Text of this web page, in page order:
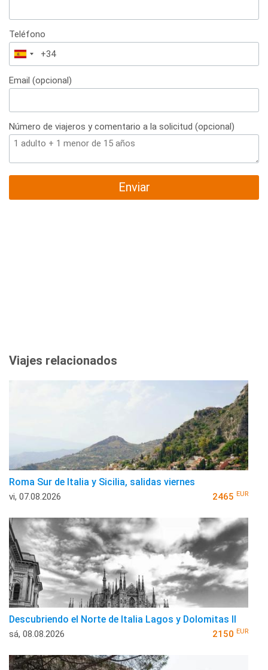
Teléfono
España
+34
Email (opcional)
Número de viajeros y comentario a la solicitud (opcional)
Enviar
Viajes relacionados
Roma Sur de Italia y Sicilia, salidas viernes
vi, 07.08.2026 2465 EUR
Descubriendo el Norte de Italia Lagos y Dolomitas II
sá, 08.08.2026 2150 EUR